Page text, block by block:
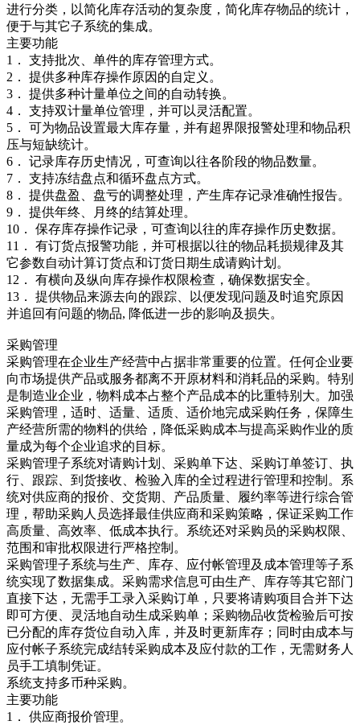
进行分类，以简化库存活动的复杂度，简化库存物品的统计，
便于与其它子系统的集成。
主要功能
1． 支持批次、单件的库存管理方式。
2． 提供多种库存操作原因的自定义。
3． 提供多种计量单位之间的自动转换。
4． 支持双计量单位管理，并可以灵活配置。
5． 可为物品设置最大库存量，并有超界限报警处理和物品积
压与短缺统计。
6． 记录库存历史情况，可查询以往各阶段的物品数量。
7． 支持冻结盘点和循环盘点方式。
8． 提供盘盈、盘亏的调整处理，产生库存记录准确性报告。
9． 提供年终、月终的结算处理。
10． 保存库存操作记录，可查询以往的库存操作历史数据。
11． 有订货点报警功能，并可根据以往的物品耗损规律及其
它参数自动计算订货点和订货日期生成请购计划。
12． 有横向及纵向库存操作权限检查，确保数据安全。
13． 提供物品来源去向的跟踪、以便发现问题及时追究原因
并追回有问题的物品, 降低进一步的影响及损失。
采购管理
采购管理在企业生产经营中占据非常重要的位置。任何企业要
向市场提供产品或服务都离不开原材料和消耗品的采购。特别
是制造业企业，物料成本占整个产品成本的比重特别大。加强
采购管理，适时、适量、适质、适价地完成采购任务，保障生
产经营所需的物料的供给，降低采购成本与提高采购作业的质
量成为每个企业追求的目标。
采购管理子系统对请购计划、采购单下达、采购订单签订、执
行、跟踪、到货接收、检验入库的全过程进行管理和控制。系
统对供应商的报价、交货期、产品质量、履约率等进行综合管
理，帮助采购人员选择最佳供应商和采购策略，保证采购工作
高质量、高效率、低成本执行。系统还对采购员的采购权限、
范围和审批权限进行严格控制。
采购管理子系统与生产、库存、应付帐管理及成本管理等子系
统实现了数据集成。采购需求信息可由生产、库存等其它部门
直接下达，无需手工录入采购订单，只要将请购项目合并下达
即可方便、灵活地自动生成采购单；采购物品收货检验后可按
已分配的库存货位自动入库，并及时更新库存；同时由成本与
应付帐子系统完成结转采购成本及应付款的工作，无需财务人
员手工填制凭证。
系统支持多币种采购。
主要功能
1． 供应商报价管理。